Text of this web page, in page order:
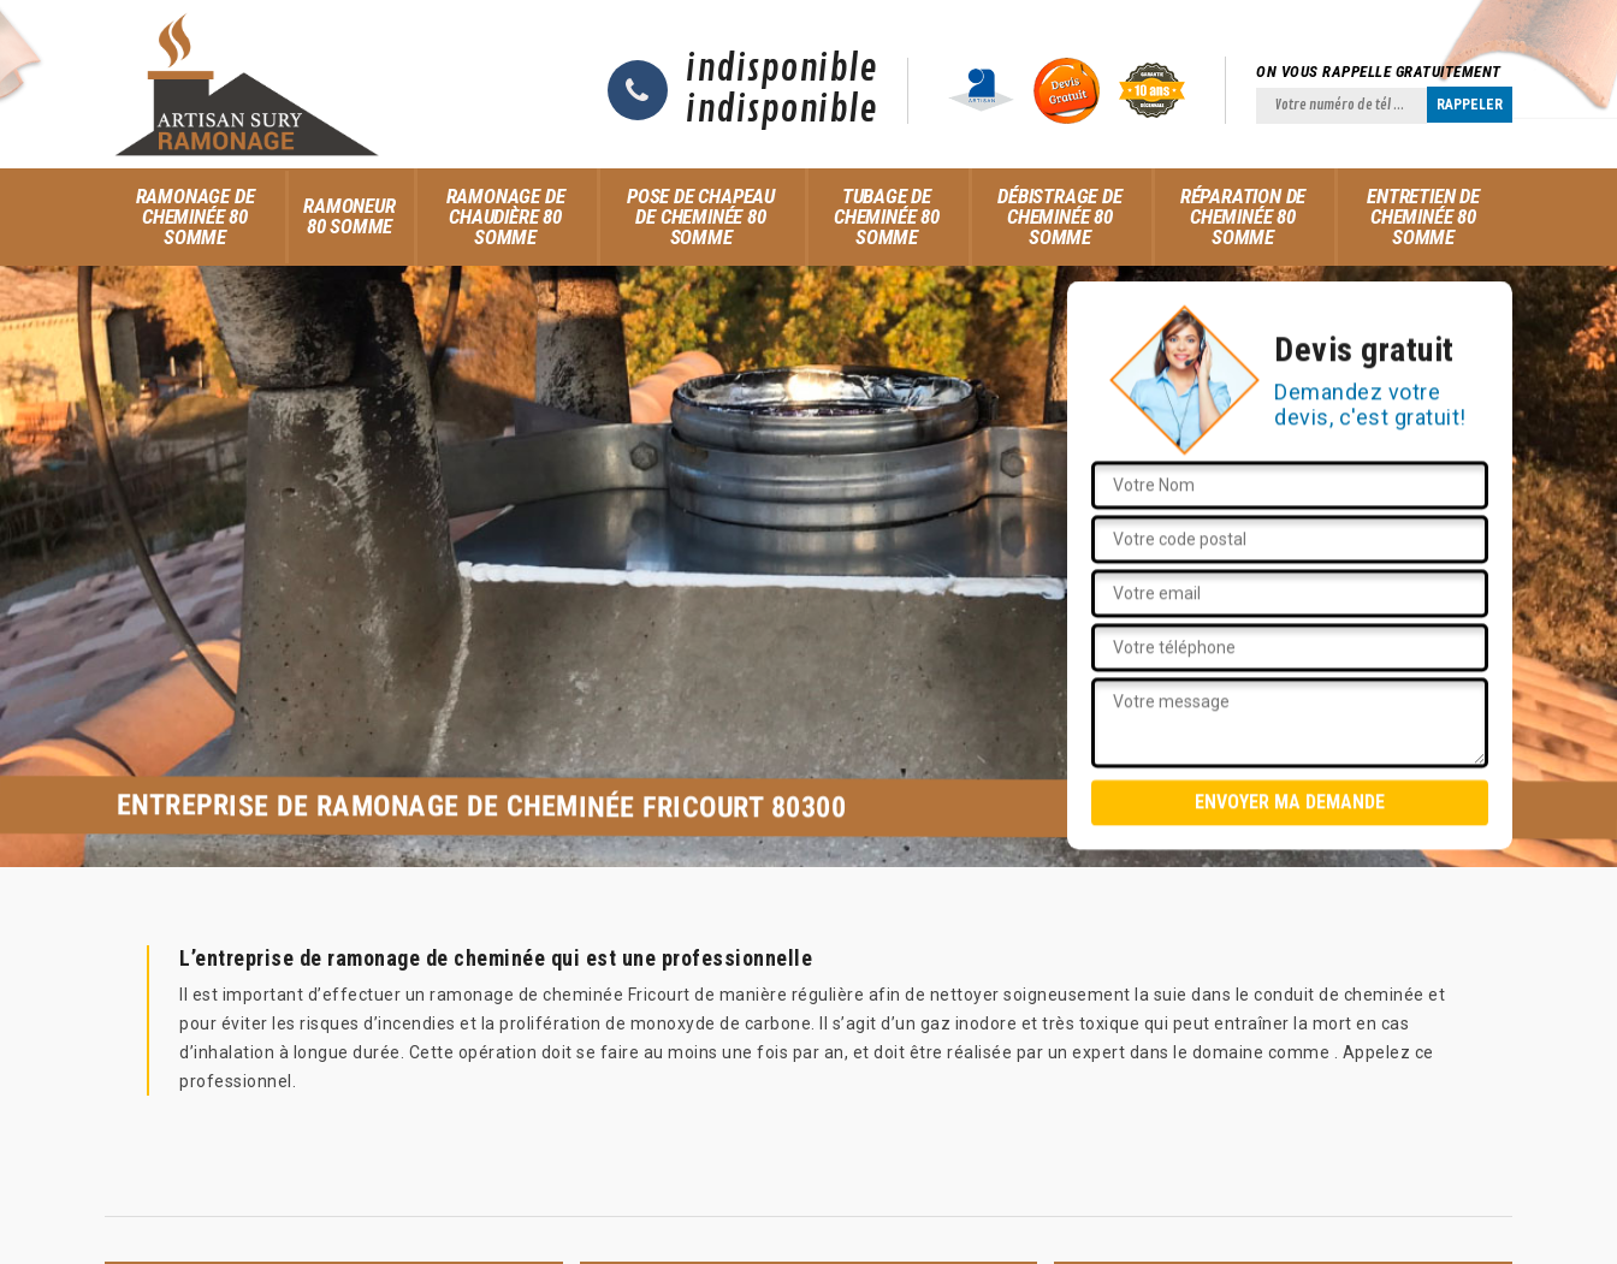
indisponible
indisponible
ON VOUS RAPPELLE GRATUITEMENT
RAMONAGE DE
CHEMINÉE 80
SOMME
RAMONEUR
80 SOMME
RAMONAGE DE
CHAUDIÈRE 80
SOMME
POSE DE CHAPEAU
DE CHEMINÉE 80
SOMME
TUBAGE DE
CHEMINÉE 80
SOMME
DÉBISTRAGE DE
CHEMINÉE 80
SOMME
RÉPARATION DE
CHEMINÉE 80
SOMME
ENTRETIEN DE
CHEMINÉE 80
SOMME
Devis gratuit
Demandez votre
devis, c'est gratuit!
ENTREPRISE DE RAMONAGE DE CHEMINÉE FRICOURT 80300
L’entreprise de ramonage de cheminée qui est une professionnelle
Il est important d’effectuer un ramonage de cheminée Fricourt de manière régulière afin de nettoyer soigneusement la suie dans le conduit de cheminée et
pour éviter les risques d’incendies et la prolifération de monoxyde de carbone. Il s’agit d’un gaz inodore et très toxique qui peut entraîner la mort en cas
d’inhalation à longue durée. Cette opération doit se faire au moins une fois par an, et doit être réalisée par un expert dans le domaine comme . Appelez ce
professionnel.